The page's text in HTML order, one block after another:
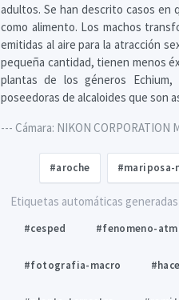
adultos. Se han descrito casos en
como alimento. Los machos
emitidas al aire para la atracción
pequeña cantidad, tienen menos
plantas de los géneros Echium,
poseedoras de alcaloides que son
--- Cámara: NIKON
#aroche #mariposa-
Etiquetas automáticas
#cesped #fenomeno-
#fotografia-macro